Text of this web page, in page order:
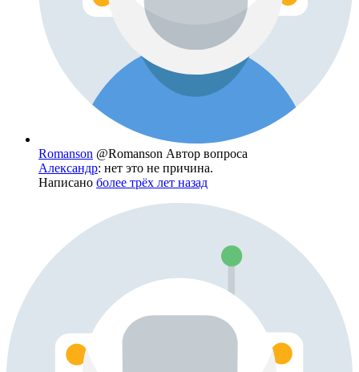
Romanson @Romanson Автор вопроса
Александр: нет это не причина.
Написано более трёх лет назад